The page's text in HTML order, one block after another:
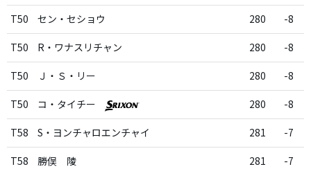
T50 セン・セショウ 280 -8
T50 R・ワナスリチャン 280 -8
T50 Ｊ・Ｓ・リー 280 -8
T50 コ・タイチー 280 -8
T58 S・ヨンチャロエンチャイ 281 -7
T58 勝俣 陵 281 -7